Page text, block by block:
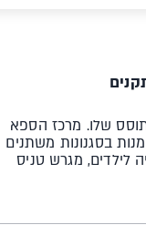
שלו. מרכז הספא
בסגנונות משתנים
לילדים, מגרש טניס